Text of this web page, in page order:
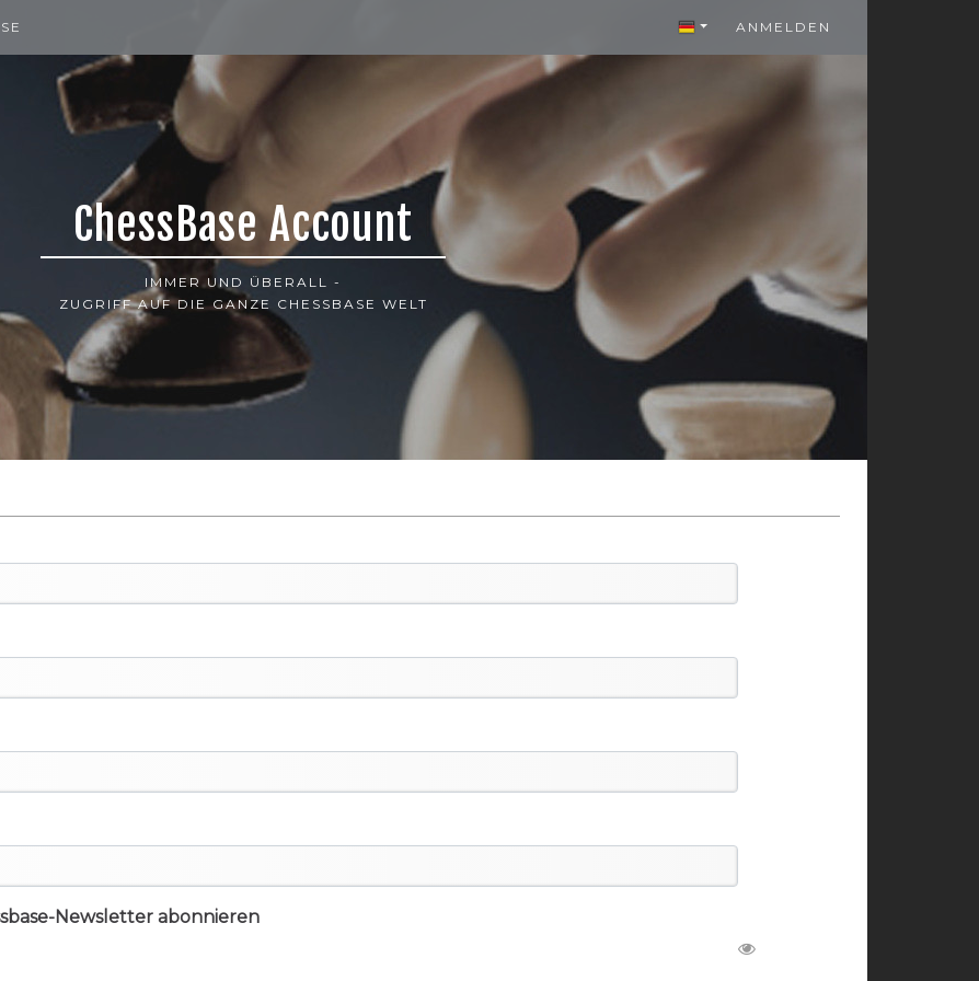
ANMELDEN
ChessBase Account
IMMER UND ÜBERALL -
ZUGRIFF AUF DIE GANZE CHESSBASE WELT
Newsletter abonnieren